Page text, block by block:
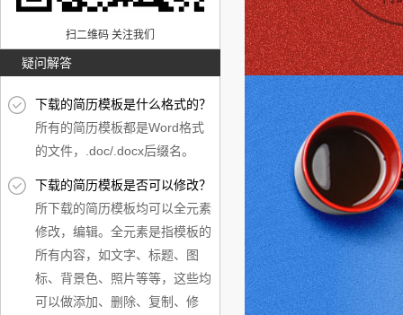
扫二维码 关注我们
疑问解答
下载的简历模板是什么格式的？
所有的简历模板都是Word格式
的文件，.doc/.docx后缀名。
下载的简历模板是否可以修改？
所下载的简历模板均可以全元素
修改，编辑。全元素是指模板的
所有内容，如文字、标题、图
标、背景色、照片等等，这些均
可以做添加、删除、复制、修